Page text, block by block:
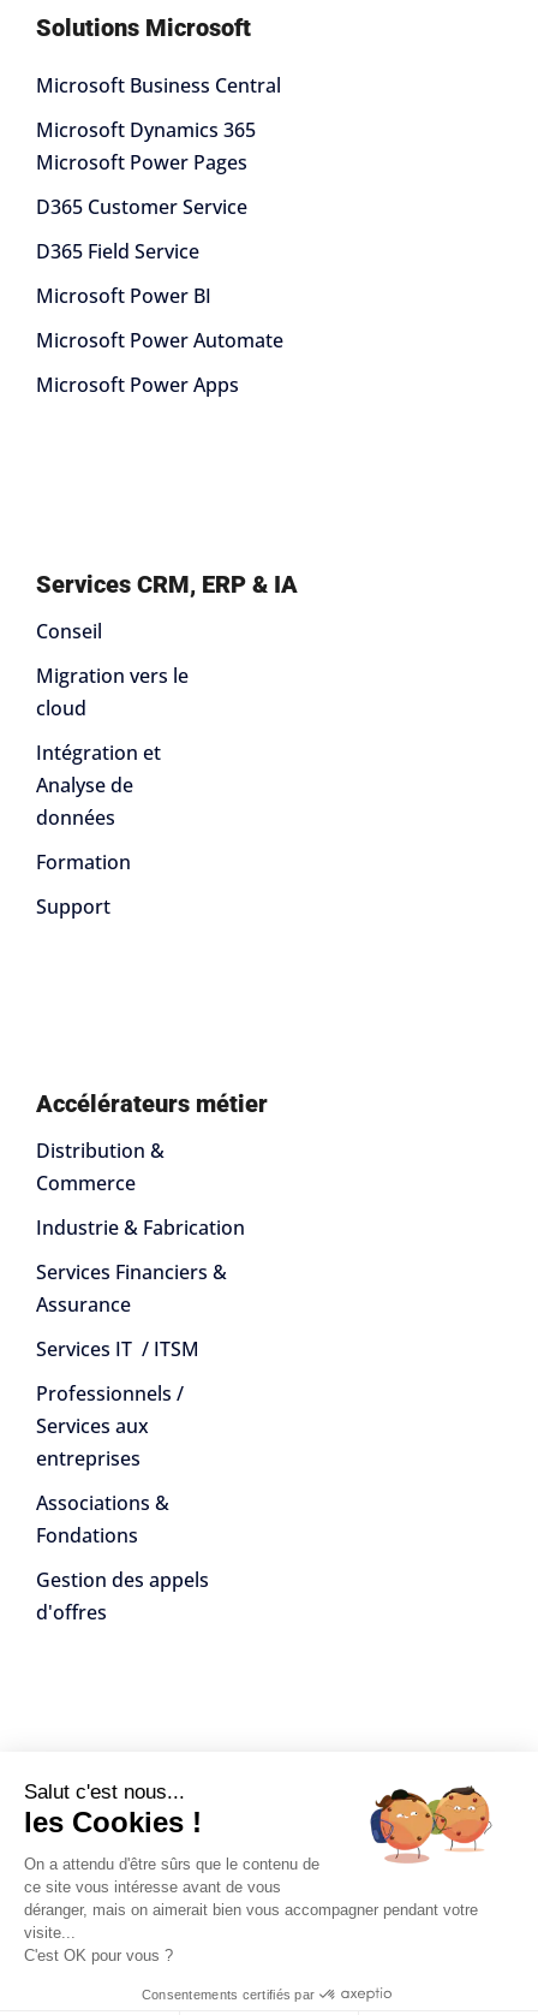
Solutions Microsoft
Microsoft Business Central
Microsoft Dynamics 365
Microsoft Power Pages
D365 Customer Service
D365 Field Service
Microsoft Power BI
Microsoft Power Automate
Microsoft Power Apps
Services CRM, ERP & IA
Conseil
Migration vers le
cloud
Intégration et
Analyse de
données
Formation
Support
Accélérateurs métier
Distribution &
Commerce
Industrie & Fabrication
Services Financiers &
Assurance
Services IT / ITSM
Professionnels /
Services aux
entreprises
Associations &
Fondations
Gestion des appels
d'offres
Ressources
Contact
Portail Support
Blog
Activops© 2026 •Mentions
Salut c'est nous...
les Cookies !
On a attendu d'être sûrs que le contenu de
ce site vous intéresse avant de vous
déranger, mais on aimerait bien vous accompagner pendant votre
visite...
C'est OK pour vous ?
Consentements certifiés par